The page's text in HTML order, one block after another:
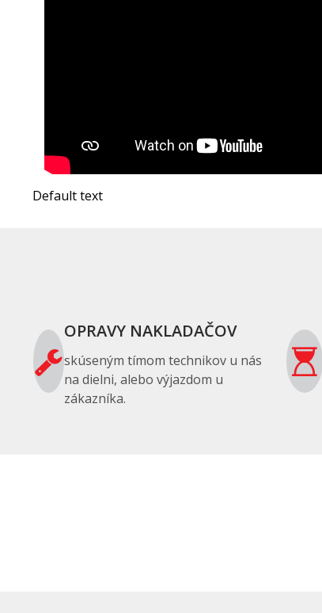
Default text
OPRAVY NAKLADAČOV
skúseným tímom technikov u nás
na dielni, alebo výjazdom u
zákazníka.